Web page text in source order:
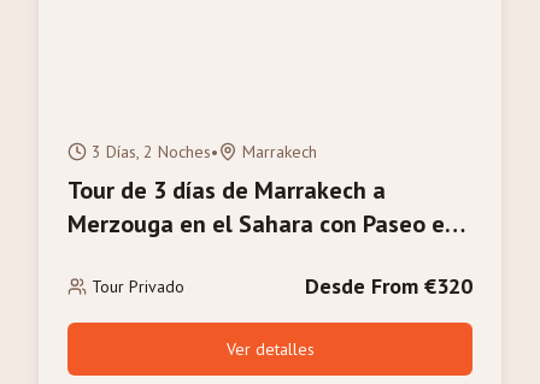
3 Días, 2 Noches• Marrakech
Tour de 3 días de Marrakech a
Merzouga en el Sahara con Paseo en
Tour Privado Desde From €320
Ver detalles